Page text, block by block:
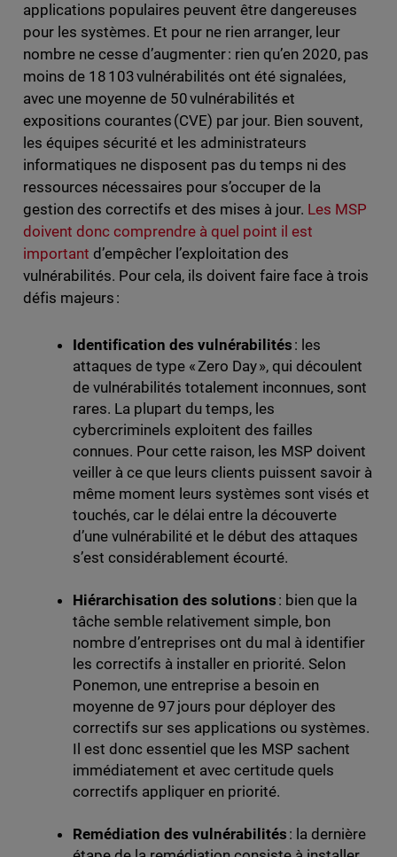
applications populaires peuvent être dangereuses
pour les systèmes. Et pour ne rien arranger, leur
nombre ne cesse d’augmenter : rien qu’en 2020, pas
moins de 18 103 vulnérabilités ont été signalées,
avec une moyenne de 50 vulnérabilités et
expositions courantes (CVE) par jour. Bien souvent,
les équipes sécurité et les administrateurs
informatiques ne disposent pas du temps ni des
ressources nécessaires pour s’occuper de la
gestion des correctifs et des mises à jour. Les MSP
doivent donc comprendre à quel point il est
important d’empêcher l’exploitation des
vulnérabilités. Pour cela, ils doivent faire face à trois
défis majeurs :
Identification des vulnérabilités : les
attaques de type « Zero Day », qui découlent
de vulnérabilités totalement inconnues, sont
rares. La plupart du temps, les
cybercriminels exploitent des failles
connues. Pour cette raison, les MSP doivent
veiller à ce que leurs clients puissent savoir à
même moment leurs systèmes sont visés et
touchés, car le délai entre la découverte
d’une vulnérabilité et le début des attaques
s’est considérablement écourté.
Hiérarchisation des solutions : bien que la
tâche semble relativement simple, bon
nombre d’entreprises ont du mal à identifier
les correctifs à installer en priorité. Selon
Ponemon, une entreprise a besoin en
moyenne de 97 jours pour déployer des
correctifs sur ses applications ou systèmes.
Il est donc essentiel que les MSP sachent
immédiatement et avec certitude quels
correctifs appliquer en priorité.
Remédiation des vulnérabilités : la dernière